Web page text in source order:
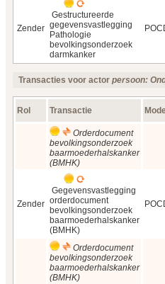
Zender
Gestructureerde
gegevensvastlegging
Pathologie
bevolkingsonderzoek
darmkanker
Transacties voor actor persoon:
Rol Transactie
Orderdocument
bevolkingsonderzoek
baarmoederhalskanker
(BMHK)
Zender
Gegevensvastlegging
orderdocument
bevolkingsonderzoek
baarmoederhalskanker
(BMHK)
Orderdocument
bevolkingsonderzoek
baarmoederhalskanker
(BMHK)